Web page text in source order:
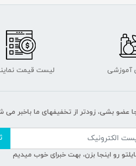
آموزشی لیست قیمت
عضو بشی، زودتر از تخفیفهای ما باخبر
رو اینجا بزن، بهت خبرای خوب میدیم